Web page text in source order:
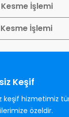
İşlemi
İşlemi
Keşif
keşif hizmetimiz
özeldir.